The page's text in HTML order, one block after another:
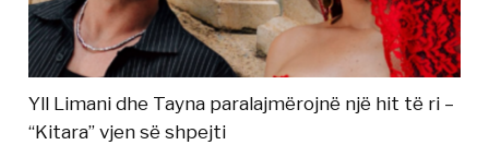
Yll Limani dhe Tayna paralajmërojnë një hit të ri –
“Kitara” vjen së shpejti